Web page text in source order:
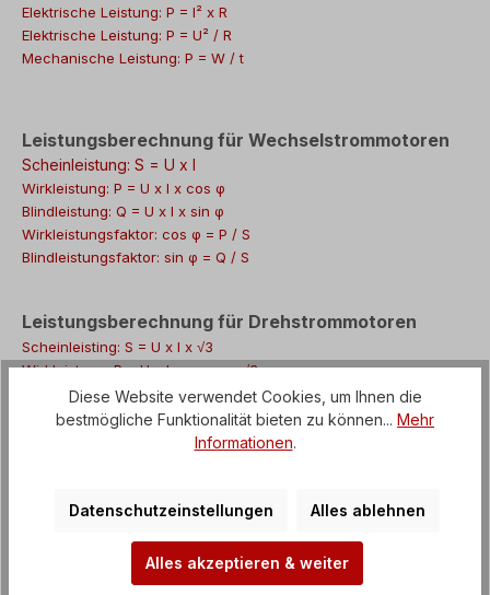
Elektrische Leistung: P = I² x R
Elektrische Leistung: P = U² / R
Mechanische Leistung: P = W / t
Leistungsberechnung für Wechselstrommotoren
Scheinleistung: S = U x I
Wirkleistung: P = U x I x cos φ
Blindleistung: Q = U x I x sin φ
Wirkleistungsfaktor: cos φ = P / S
Blindleistungsfaktor: sin φ = Q / S
Leistungsberechnung für Drehstrommotoren
Scheinleisting: S = U x I x √3
Wirkleistung: P = U x I x cos φ x √3
Blindleistung: Q = U x I x sin φ x √3
Wirkleistungsfaktor: cos φ = P / S
Blindleistungsfaktor: sin φ = Q / S
Kabelquerschnitt berechnen:
Gleichstrommotor - Anschlussleitungen
Kabelquerschnitt: A = (2 x I x L) / (K x Δu x U)
Diese Website verwendet Cookies, um Ihnen die
bestmögliche Funktionalität bieten zu können... Mehr
Informationen.
Datenschutzeinstellungen Alles ablehnen
Alles akzeptieren & weiter